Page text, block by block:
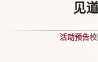
见
活动预告